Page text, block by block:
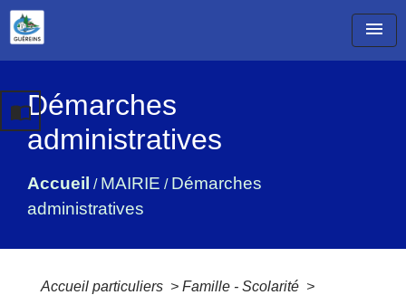
menu
Démarches
administratives
Accueil / MAIRIE / Démarches
administratives
import_contacts
Accueil particuliers > Famille - Scolarité >